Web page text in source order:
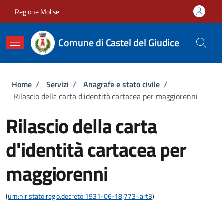
Regione Molise
Comune di Castel del Giudice
Briciole di pane
Home / Servizi / Anagrafe e stato civile /
Rilascio della carta d'identità cartacea per maggiorenni
Rilascio della carta
d'identità cartacea per
maggiorenni
(urn:nir:stato:regio.decreto:1931-06-18;773~art3)